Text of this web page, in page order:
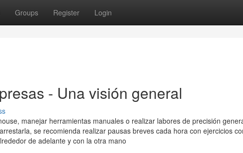
Groups Register Login
- Una visión general
manejar herramientas manuales o realizar labores de precisión
se recomienda realizar pausas breves cada hora con ejercicios
de adelante y con la otra mano